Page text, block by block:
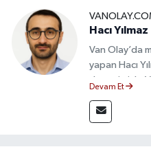
Hacı Yılmaz
Van Olay’da
yapan Hacı
deneyimiyle
takip
Yılmaz,
Devam Et